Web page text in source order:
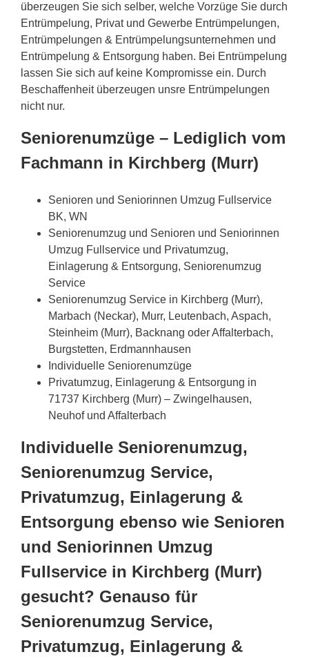
überzeugen Sie sich selber, welche Vorzüge Sie durch
Entrümpelung, Privat und Gewerbe Entrümpelungen,
Entrümpelungen & Entrümpelungsunternehmen und
Entrümpelung & Entsorgung haben. Bei Entrümpelung
lassen Sie sich auf keine Kompromisse ein. Durch
Beschaffenheit überzeugen unsre Entrümpelungen
nicht nur.
Seniorenumzüge – Lediglich vom
Fachmann in Kirchberg (Murr)
Senioren und Seniorinnen Umzug Fullservice
BK, WN
Seniorenumzug und Senioren und Seniorinnen
Umzug Fullservice und Privatumzug,
Einlagerung & Entsorgung, Seniorenumzug
Service
Seniorenumzug Service in Kirchberg (Murr),
Marbach (Neckar), Murr, Leutenbach, Aspach,
Steinheim (Murr), Backnang oder Affalterbach,
Burgstetten, Erdmannhausen
Individuelle Seniorenumzüge
Privatumzug, Einlagerung & Entsorgung in
71737 Kirchberg (Murr) – Zwingelhausen,
Neuhof und Affalterbach
Individuelle Seniorenumzug,
Seniorenumzug Service,
Privatumzug, Einlagerung &
Entsorgung ebenso wie Senioren
und Seniorinnen Umzug
Fullservice in Kirchberg (Murr)
gesucht? Genauso für
Seniorenumzug Service,
Privatumzug, Einlagerung &